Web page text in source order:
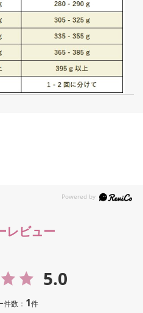
レビュー
5.0
件数： 1件